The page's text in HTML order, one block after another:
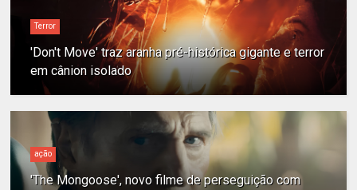
Terror
'Don't Move' traz aranha pré-histórica gigante e terror
em cânion isolado
ação
'The Mongoose', novo filme de perseguição com